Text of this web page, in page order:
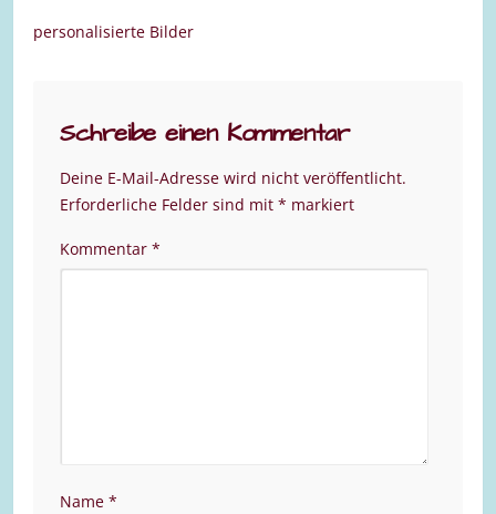
personalisierte Bilder
Schreibe einen Kommentar
Deine E-Mail-Adresse wird nicht veröffentlicht.
Erforderliche Felder sind mit * markiert
Kommentar *
Name *